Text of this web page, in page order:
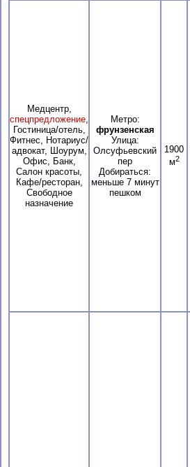
Медцентр,
спецпредложение,
Гостиница/отель,
Фитнес, Нотариус/
адвокат, Шоурум,
Офис, Банк,
Салон красоты,
Кафе/ресторан,
Свободное
назначение
Метро:
фрунзенская
Улица:
Олсуфьевский
пер
Добираться:
меньше 7 минут
пешком
1900
м2